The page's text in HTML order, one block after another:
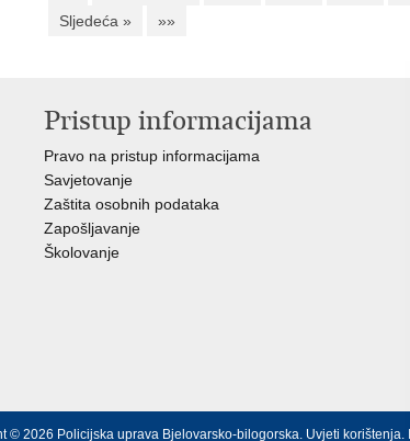
Sljedeća »
»»
Pristup informacijama
Pravo na pristup informacijama
Savjetovanje
Zaštita osobnih podataka
Zapošljavanje
Školovanje
© 2026 Policijska uprava Bjelovarsko-bilogorska. Uvjeti korištenja.